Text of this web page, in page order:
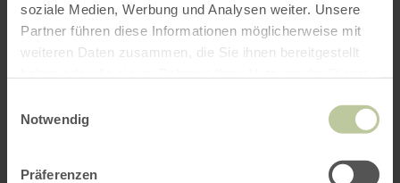
soziale Medien, Werbung und Analysen weiter. Unsere
Partner führen diese Informationen möglicherweise mit
weiteren Daten zusammen, die Sie ihnen bereitgestellt
Notwendig
Präferenzen